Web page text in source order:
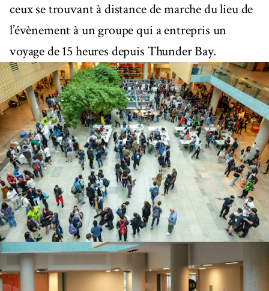
ceux se trouvant à distance de marche du lieu de
l’évènement à un groupe qui a entrepris un
voyage de 15 heures depuis Thunder Bay.